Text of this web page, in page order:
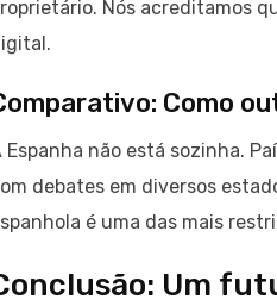
Nós acreditamos
Como
Espanha não está sozinha.
debates em diversos
é uma das mais
Um